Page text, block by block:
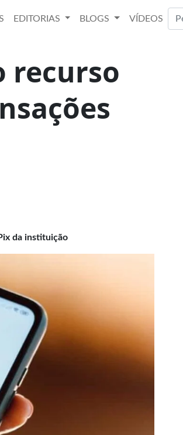
EDITORIAS BLOGS
VÍDEOS
recurso
da instituição